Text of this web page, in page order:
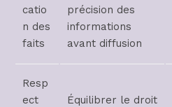
catio
n des
faits
précision des
informations
avant diffusion
Resp
ect
Équilibrer le droit